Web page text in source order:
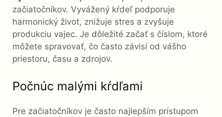
začiatočníkov. Vyvážený kŕdeľ podporuje
harmonický život, znižuje stres a zvyšuje
produkciu vajec. Je dôležité začať s číslom, ktoré
môžete spravovať, čo často závisí od vášho
priestoru, času a zdrojov.
Počnúc malými kŕdľami
Pre začiatočníkov je často najlepším prístupom